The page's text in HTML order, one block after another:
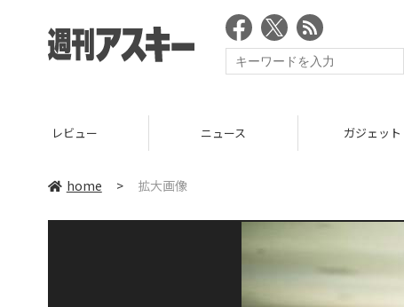
レビュー ニュース ガジェット
home > 拡大画像